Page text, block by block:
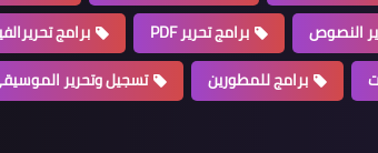
النصوص برامج تحرير PDF برامج
برامج للمطورين تسجيل وتحرير